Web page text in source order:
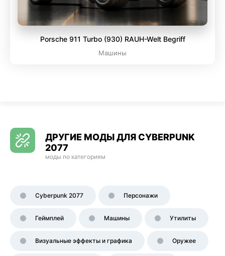
Porsche 911 Turbo (930) RAUH-Welt Begriff
Машины
ДРУГИЕ МОДЫ ДЛЯ CYBERPUNK
2077
моды по категориям
Cyberpunk 2077 Персонажи
Геймплей Машины Утилиты
Визуальные эффекты и графика Оружее